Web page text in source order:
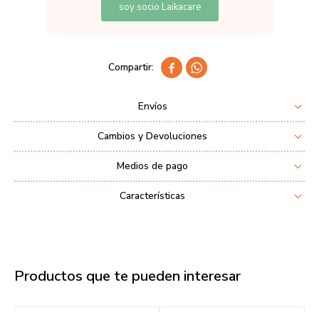
soy socio Laikacare
 
Envíos
Cambios y Devoluciones
Medios de pago
Características
Productos que te pueden interesar